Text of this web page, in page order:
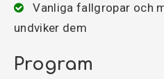
Vanliga fallgropar och
undviker dem
Program